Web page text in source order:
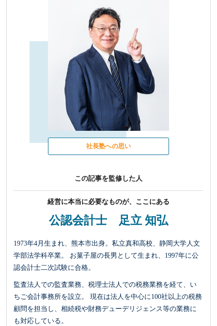
社長塾への思い
この記事を監修した人
経営に本当に必要なものが、ここにある
公認会計士 足立 知弘
1973年4月生まれ、熊本市出身。私立真和高校、静岡大学人文
学部法学科卒業。 お菓子屋の長男として生まれ、1997年に公
認会計士二次試験に合格。
監査法人での監査業務、税理士法人での税務業務を経て、い
ちご会計事務所を設立。 現在は法人を中心に100社以上の税務
顧問を担当し、相続税や財務デューデリジェンス等の業務に
も対応している。